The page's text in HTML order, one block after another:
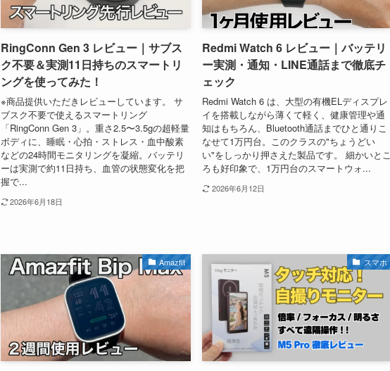
RingConn Gen 3 レビュー｜サブス
ク不要＆実測11日持ちのスマートリ
ングを使ってみた！
※商品提供いただきレビューしています。 サ
ブスク不要で使えるスマートリング
「RingConn Gen 3」。重さ2.5〜3.5gの超軽量
ボディに、睡眠・心拍・ストレス・血中酸素
などの24時間モニタリングを凝縮。バッテリ
ーは実測で約11日持ち、血管の状態変化を把
握で...
2026年6月18日
Redmi Watch 6 レビュー｜バッテリ
ー実測・通知・LINE通話まで徹底チ
ェック
Redmi Watch 6 は、大型の有機ELディスプレ
イを搭載しながら薄くて軽く、健康管理や通
知はもちろん、Bluetooth通話までひと通りこ
なせて1万円台。このクラスの"ちょうどい
い"をしっかり押さえた製品です。 細かいとこ
ろも好印象で、1万円台のスマートウォ...
2026年6月12日
Amazfit スマホ